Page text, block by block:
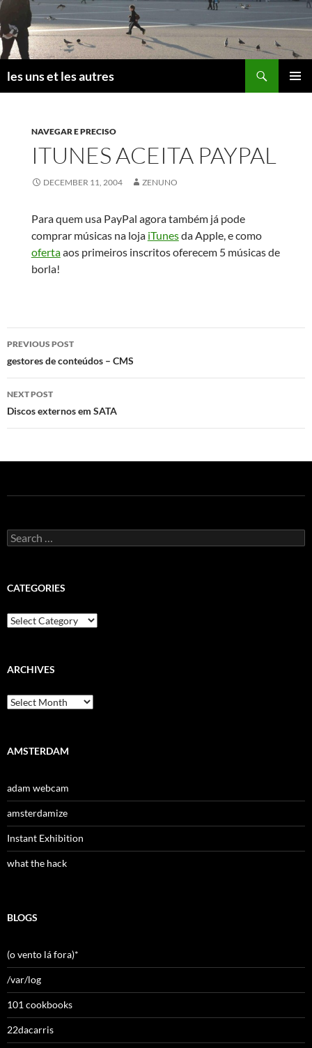
Skip
to
content
les uns et les autres
NAVEGAR E PRECISO
ITUNES ACEITA PAYPAL
DECEMBER 11, 2004 ZENUNO
Para quem usa PayPal agora também já pode
comprar músicas na loja iTunesda Apple, e como
ofertaaos primeiros inscritos oferecem 5 músicas de
borla!
Post
navigation
PREVIOUS POST
gestores de conteúdos – CMS
NEXT POST
Discos externos em SATA
Search
for:
CATEGORIES
Categories
ARCHIVES
Archives
AMSTERDAM
adam webcam
amsterdamize
Instant Exhibition
what the hack
BLOGS
(o vento lá fora)*
/var/log
101 cookbooks
22dacarris